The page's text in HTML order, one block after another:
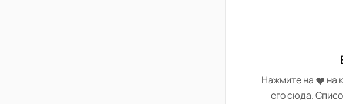
Нажмите на ❤︎ на
его сюда.